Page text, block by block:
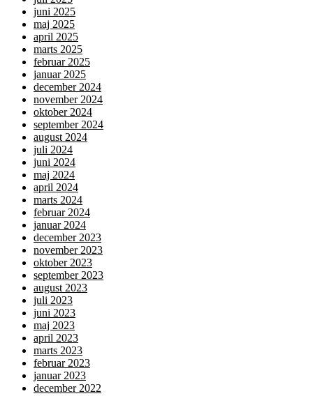
juni 2025
maj 2025
april 2025
marts 2025
februar 2025
januar 2025
december 2024
november 2024
oktober 2024
september 2024
august 2024
juli 2024
juni 2024
maj 2024
april 2024
marts 2024
februar 2024
januar 2024
december 2023
november 2023
oktober 2023
september 2023
august 2023
juli 2023
juni 2023
maj 2023
april 2023
marts 2023
februar 2023
januar 2023
december 2022